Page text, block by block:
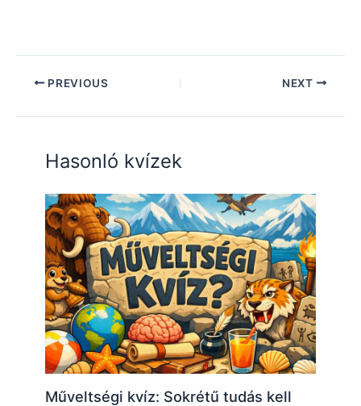
PREVIOUS NEXT
Hasonló kvízek
Műveltségi kvíz: Sokrétű tudás kell